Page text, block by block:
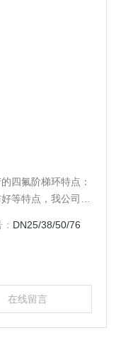
四氟阶梯环特点：
等特点，我公司新
DN25/38/50/76
在线留言